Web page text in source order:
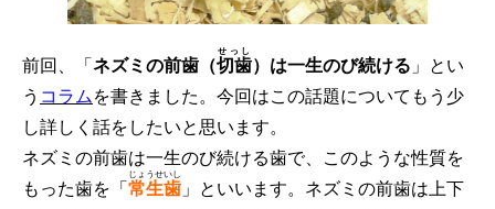
前回、「 ネズミの前歯（切歯
せっし
）は一生のび続ける 」とい
う コラム を書きました。今回はこの話題についてもう少
し詳しく話をしたいと思います。
ネズミの前歯は一生のび続ける歯で、このような性質を
もった歯を「 常生歯
じょうせいし
」といいます。ネズミの前歯は上下